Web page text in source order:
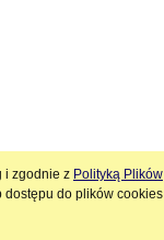
i zgodnie z Polityką Plików
dostępu do plików cookies